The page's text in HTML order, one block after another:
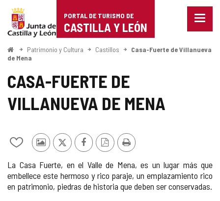
Portal
de
Turismo
de
Castilla
PORTAL DE TURISMO DE
CASTILLA Y LEÓN
Menu
InicioPatrimonio y Cultura Castillos
Casa-Fuerte de Villanueva
de Mena
CASA-FUERTE DE
VILLANUEVA DE MENA
Añadir/quitar
mis
cuadernos
Fotos
otros
turistas
X FacebookVersiónImprimir
La Casa Fuerte, en el Valle de Mena, es un lugar más que
embellece este hermoso y rico paraje, un emplazamiento rico
en patrimonio, piedras de historia que deben ser conservadas.